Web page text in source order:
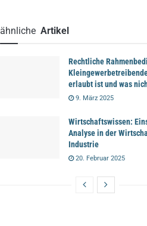
ähnliche Artikel
Rechtliche
erlaubt ist und was
9. März 2025
Wirtschaftswissen:
Analyse in der
Industrie
20. Februar 2025